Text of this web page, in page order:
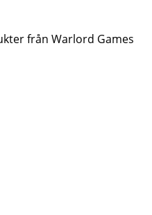
från Warlord Games